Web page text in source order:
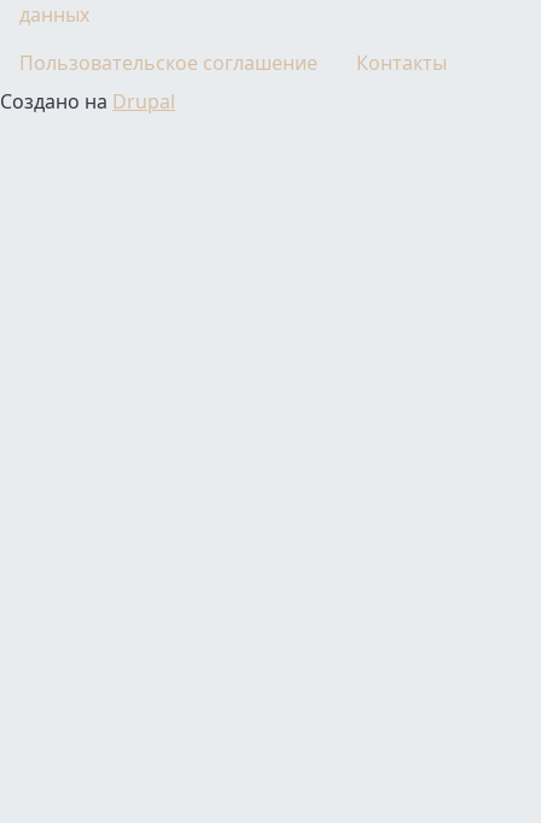
данных
Пользовательское соглашение
Контакты
Создано на Drupal